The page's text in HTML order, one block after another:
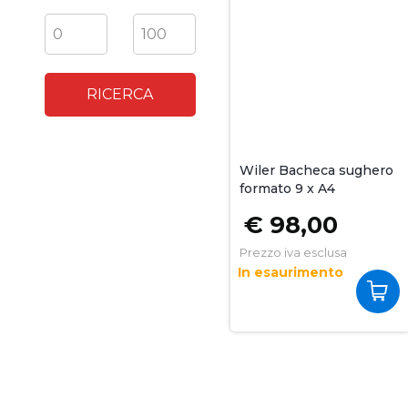
Wiler Bacheca sughero
formato 9 x A4
€ 98,00
Prezzo iva esclusa
In esaurimento